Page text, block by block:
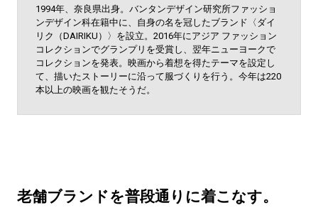
1994年、奈良県出身。バンタンデザイン研究所ファッショ
ンデザイン科在籍中に、自身の名を冠したブランド〈ダイ
リク（DAIRIKU）〉を設立。2016年にアジア ファッション
コレクションでグランプリを受賞し、翌年ニューヨークで
コレクションを発表。映画から着想を得たテーマを設定し
て、描いたストーリーに沿って服づくりを行う。今年は220
本以上の映画を観たそうだ。
老舗ブランドを普段通りに着こなす。